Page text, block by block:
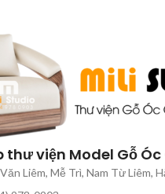
thư viện Model Gỗ
Liêm, Mễ Trì, Nam Từ Liêm,